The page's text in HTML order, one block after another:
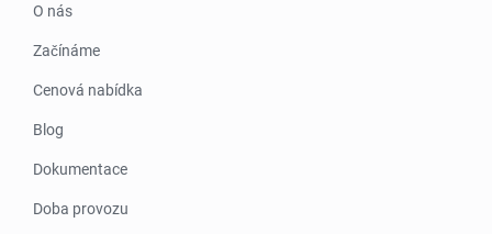
O nás
Začínáme
Cenová nabídka
Blog
Dokumentace
Doba provozu